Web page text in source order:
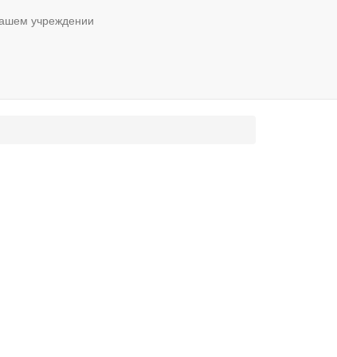
учреждении